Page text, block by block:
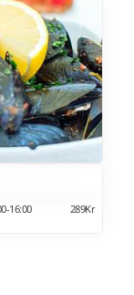
16:00 289Kr